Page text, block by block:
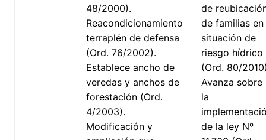
48/2000).
Reacondicionamiento
terraplén de defensa
(Ord. 76/2002).
Establece ancho de
veredas y anchos de
forestación (Ord.
4/2003).
Modificación y
de
de familias en
situación de
riesgo hídrico
(Ord. 80/
Avanza sobre
la
de la ley Nº